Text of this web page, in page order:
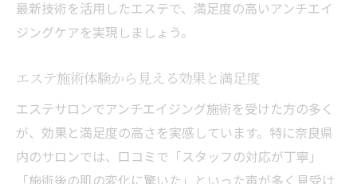
最新技術を活用したエステで、満足度の高いアンチエイ
ジングケアを実現しましょう。
エステ施術体験から見える効果と満足度
エステサロンでアンチエイジング施術を受けた方の多く
が、効果と満足度の高さを実感しています。特に奈良県
内のサロンでは、口コミで「スタッフの対応が丁寧」
「施術後の肌の変化に驚いた」といった声が多く見受け